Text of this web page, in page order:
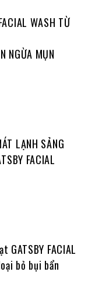
WASH TỪ
NGỪA MỤN
LẠNH SẢNG
FACIAL
GATSBY FACIAL
bỏ bụi bẩn